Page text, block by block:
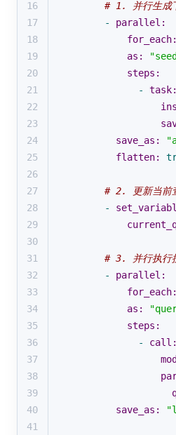
16
# 1. 并行生成
17
-
parallel:
18
for_each:
19
as:
20
steps:
21
-
task:
22
23
24
save_as:
25
flatten:
26
27
# 2. 更新当前
28
-
29
30
31
# 3. 并行执行
32
-
parallel:
33
for_each:
34
as:
35
steps:
36
-
call:
37
38
39
40
save_as:
41